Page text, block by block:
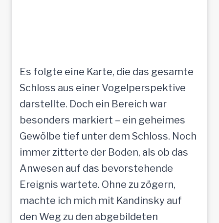
Es folgte eine Karte, die das gesamte
Schloss aus einer Vogelperspektive
darstellte. Doch ein Bereich war
besonders markiert – ein geheimes
Gewölbe tief unter dem Schloss. Noch
immer zitterte der Boden, als ob das
Anwesen auf das bevorstehende
Ereignis wartete. Ohne zu zögern,
machte ich mich mit Kandinsky auf
den Weg zu den abgebildeten